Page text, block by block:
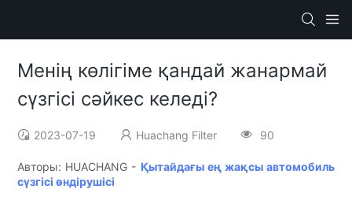
Менің көлігіме қандай жанармай
сүзгісі сәйкес келеді?
2023-07-19 Huachang Filter 90
Авторы: HUACHANG - Қытайдағы ең жақсы автомобиль
сүзгісі өндірушісі